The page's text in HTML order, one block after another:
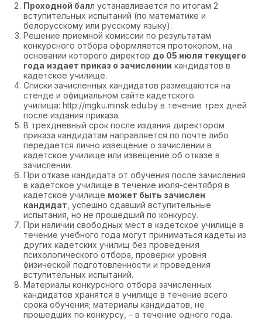
Проходной балл устанавливается по итогам 2
вступительных испытаний (по математике и
белорусскому или русскому языку).
Решение приемной комиссии по результатам
конкурсного отбора оформляется протоколом, на
основании которого директор до 05 июля текущего
года издает приказ о зачислении кандидатов в
кадетское училище.
Списки зачисленных кандидатов размещаются на
стенде и официальном сайте кадетского
училища: http://mgku.minsk.edu.by в течение трех дней
после издания приказа.
В трехдневный срок после издания директором
приказа кандидатам направляется по почте либо
передается лично извещение о зачислении в
кадетское училище или извещение об отказе в
зачислении.
При отказе кандидата от обучения после зачисления
в кадетское училище в течение июля-сентября в
кадетское училище может быть зачислен
кандидат , успешно сдавший вступительные
испытания, но не прошедший по конкурсу.
При наличии свободных мест в кадетское училище в
течение учебного года могут приниматься кадеты из
других кадетских училищ без проведения
психологического отбора, проверки уровня
физической подготовленности и проведения
вступительных испытаний.
Материалы конкурсного отбора зачисленных
кандидатов хранятся в училище в течение всего
срока обучения; материалы кандидатов, не
прошедших по конкурсу, – в течение одного года.